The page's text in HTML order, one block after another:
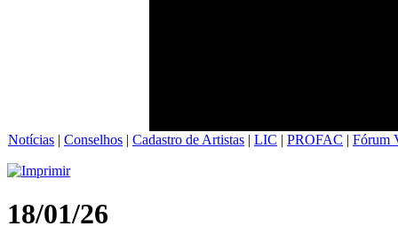
Notícias | Conselhos | Cadastro de Artistas | LIC | PROFAC | Fórum
18/01/26